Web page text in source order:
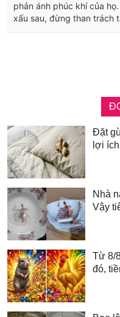
phản ánh phúc khí của
xấu sau, đừng than trách
Đặt
lợi
Nhà
Vậy
Từ 8/
đó,